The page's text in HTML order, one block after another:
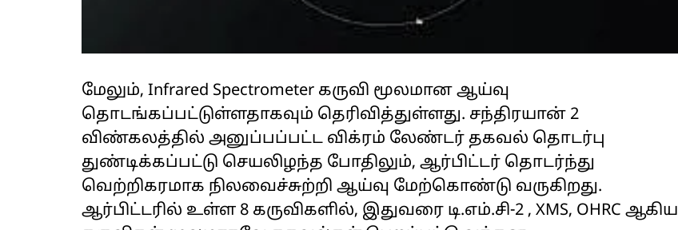
மேலும், Infrared Spectrometer கருவி மூலமான ஆய்வு
தொடங்கப்பட்டுள்ளதாகவும் தெரிவித்துள்ளது. சந்திரயான் 2
விண்கலத்தில் அனுப்பப்பட்ட விக்ரம் லேண்டர் தகவல் தொடர்பு
துண்டிக்கப்பட்டு செயலிழந்த போதிலும், ஆர்பிட்டர் தொடர்ந்து
வெற்றிகரமாக நிலவைச்சுற்றி ஆய்வு மேற்கொண்டு வருகிறது.
ஆர்பிட்டரில் உள்ள 8 கருவிகளில், இதுவரை டி.எம்.சி-2 , XMS, OHRC ஆகிய